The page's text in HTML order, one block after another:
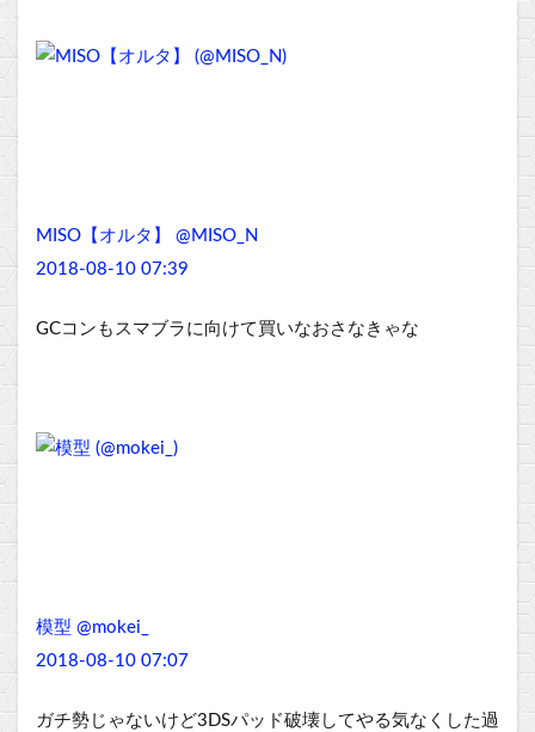
MISO【オルタ】 @MISO_N
2018-08-10 07:39
GCコンもスマブラに向けて買いなおさなきゃな
模型 @mokei_
2018-08-10 07:07
ガチ勢じゃないけど3DSパッド破壊してやる気なくした過